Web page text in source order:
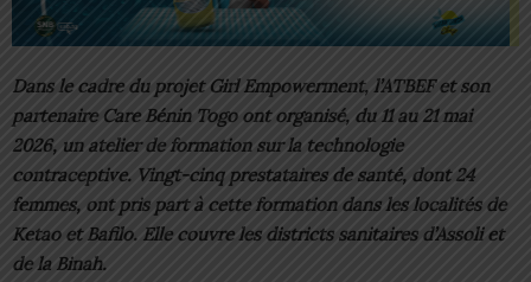
Dans le cadre du projet Girl Empowerment, l’ATBEF et son
partenaire Care Bénin Togo ont organisé, du 11 au 21 mai
2026, un atelier de formation sur la technologie
contraceptive. Vingt-cinq prestataires de santé, dont 24
femmes, ont pris part à cette formation dans les localités de
Ketao et Bafilo. Elle couvre les districts sanitaires d’Assoli et
de la Binah.